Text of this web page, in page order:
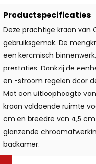
Productspecificaties
Deze prachtige kraan van
gebruiksgemak. De
een keramisch
prestaties. Dankzij de
en -stroom regelen door
Met een uitloophoogte
kraan voldoende ruimte
cm en breedte van 4,5
glanzende
badkamer.